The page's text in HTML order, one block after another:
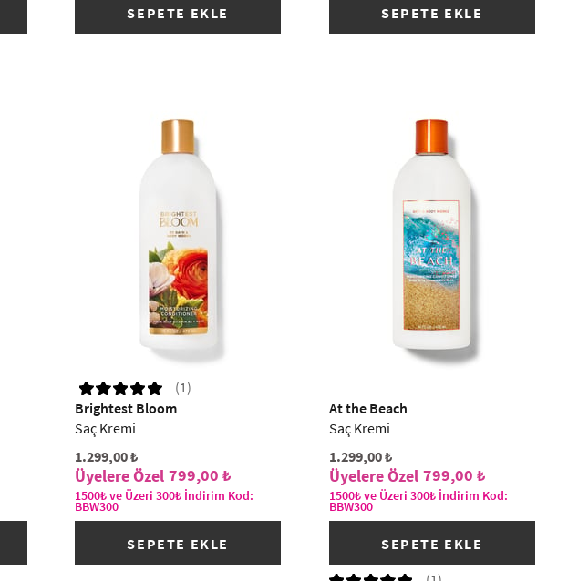
SEPETE EKLE SEPETE EKLE
(1)
Brightest Bloom
Saç Kremi
1.299,00 ₺
799,00 ₺
1500₺ ve Üzeri 300₺ İndirim Kod:
BBW300
SEPETE EKLE
At the Beach
Saç Kremi
1.299,00 ₺
799,00 ₺
1500₺ ve Üzeri 300₺ İndirim Kod:
BBW300
SEPETE EKLE